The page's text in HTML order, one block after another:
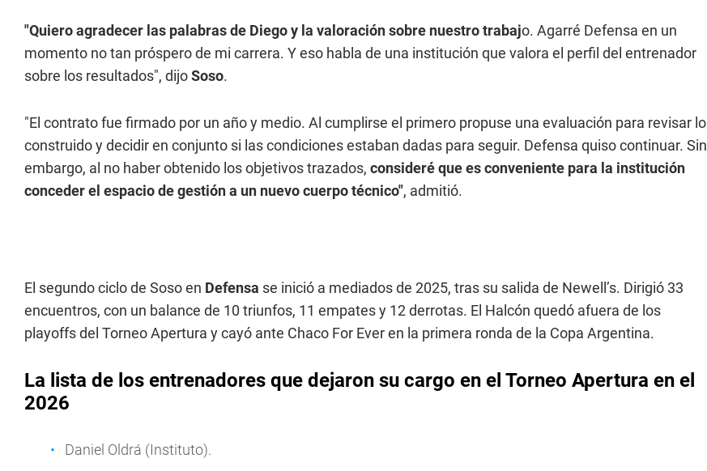
"Quiero agradecer las palabras de Diego y la valoración sobre nuestro trabajo. Agarré Defensa en un
momento no tan próspero de mi carrera. Y eso habla de una institución que valora el perfil del entrenador
sobre los resultados", dijoSoso.
"El contrato fue firmado por un año y medio. Al cumplirse el primero propuse una evaluación para revisar lo
construido y decidir en conjunto si las condiciones estaban dadas para seguir. Defensa quiso continuar. Sin
embargo, al no haber obtenido los objetivos trazados, consideré que es conveniente para la institución
conceder el espacio de gestión a un nuevo cuerpo técnico", admitió.
El segundo ciclo de Soso en Defensa se inició a mediados de 2025, tras su salida de Newell’s. Dirigió 33
encuentros, con un balance de 10 triunfos, 11 empates y 12 derrotas. El Halcón quedó afuera de los
playoffs del Torneo Apertura y cayó ante Chaco For Ever en la primera ronda de la Copa Argentina.
La lista de los entrenadores que dejaron su cargo en el Torneo Apertura en el
2026
Daniel Oldrá (Instituto).